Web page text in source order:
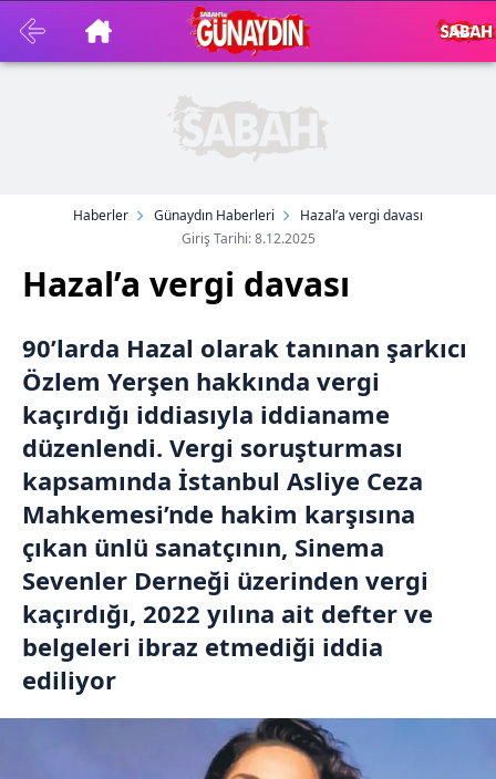
Haberler Günaydın Haberleri
Hazal’a vergi davası
Giriş Tarihi: 8.12.2025
Hazal’a vergi davası
90’larda Hazal olarak tanınan şarkıcı
Özlem Yerşen hakkında vergi
kaçırdığı iddiasıyla iddianame
düzenlendi. Vergi soruşturması
kapsamında İstanbul Asliye Ceza
Mahkemesi’nde hakim karşısına
çıkan ünlü sanatçının, Sinema
Sevenler Derneği üzerinden vergi
kaçırdığı, 2022 yılına ait defter ve
belgeleri ibraz etmediği iddia
ediliyor